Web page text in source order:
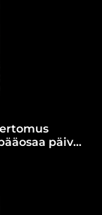
päivin